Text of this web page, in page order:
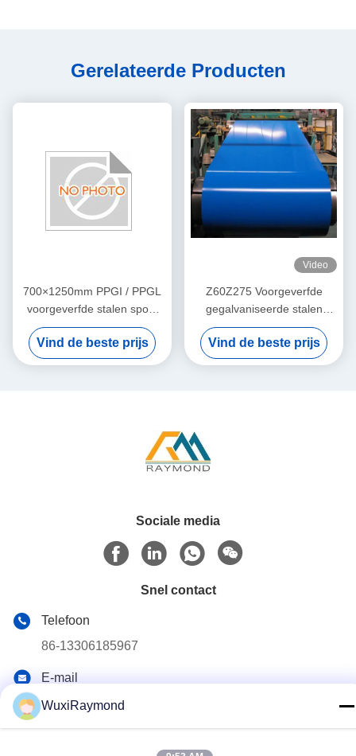
Gerelateerde Producten
700×1250mm PPGI / PPGL
voorgeverfde stalen spoel
met 25±5μm bovenkleding
voor dak-, bouw- en
huishoudelijke panelen
Vind de beste prijs
Video
Z60Z275 Voorgeverfde
gegalvaniseerde stalen
spoel 0,12-1,20 mm voor
dak- en gebouwpanelen
Vind de beste prijs
Sociale media
Snel contact
Telefoon
86-13306185967
E-mail
adam@wxhy.com.cn
Adres
Shitangwan lndustrial Park, Wuxi City, Jiangsu Prov.,
WuxiRaymond